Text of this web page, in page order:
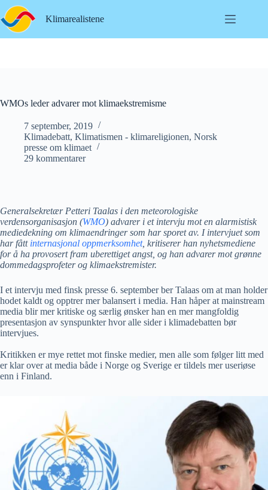
Hopp
til
innholdet
Klimarealistene
WMOs leder advarer mot klimaekstremisme
7 september, 2019
Klimadebatt, Klimatismen - klimareligionen, Norsk
presse om klimaet
29 kommentarer
Generalsekretær Petteri Taalas i den meteorologiske
verdensorganisasjon (WMO) advarer i et intervju mot en alarmistisk
mediedekning om klimaendringer som har sporet av. I intervjuet som
har fått internasjonal oppmerksomhet, kritiserer han nyhetsmediene
for å ha provosert fram uberettiget angst, og han advarer mot grønne
dommedagsprofeter og klimaekstremister.
I et intervju med finsk presse 6. september ber Talaas om at man holder
hodet kaldt og opptrer mer balansert i media. Han håper at mainstream
media blir mer kritiske og særlig ønsker han en mer mangfoldig
presentasjon av synspunkter hvor alle sider i klimadebatten bør
intervjues.
Kritikken er mye rettet mot finske medier, men alle som følger litt med
er klar over at media både i Norge og Sverige er tildels mer useriøse
enn i Finland.